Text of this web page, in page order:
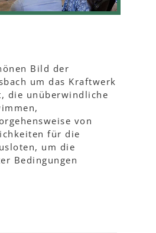
Bild der
um das Kraftwerk
die unüberwindliche
von
für die
um die
Bedingungen